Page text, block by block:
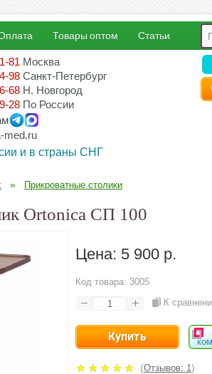
Товары оптом Статьи
81 Москва
98 Санкт-Петербург
68 Н. Новгород
28 По России
med.ru
и в страны СНГ
» Прикроватные столики
Ortonica СП 100
Цена: 5 900 р.
Код товара: 3005
К
(Отзывов: 1)